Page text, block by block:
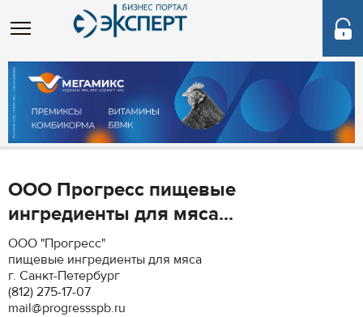
ООО Прогресс пищевые
ингредиенты для мяса...
ООО "Прогресс"
пищевые ингредиенты для мяса
г. Санкт-Петербург
(812) 275-17-07
mail@progressspb.ru